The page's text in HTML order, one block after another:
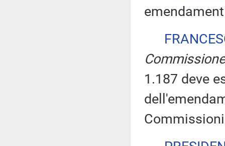
Commissione
1.187 deve